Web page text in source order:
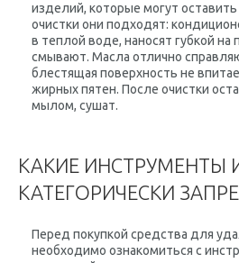
изделий, которые могут
очистки они подходят:
в теплой воде, наносят губкой на
смывают. Масла отлично
блестящая поверхность не
жирных пятен. После очистки
мылом, сушат.
КАКИЕ ИНСТРУМЕНТЫ
КАТЕГОРИЧЕСКИ
Перед покупкой средства для
необходимо ознакомиться с